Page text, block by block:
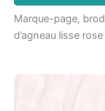
Marque-page,
d’agneau lisse rose